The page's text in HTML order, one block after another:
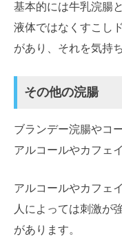
基本的には牛乳浣腸
液体ではなくすこし
があり、それを気持
その他の浣腸
ブランデー浣腸やコ
アルコールやカフェ
アルコールやカフェ
人によっては刺激が
があります。